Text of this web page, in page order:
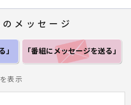
メッセージ
」 「番組にメッセージを送る」
表示